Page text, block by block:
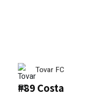
Tovar FC
#89 Costa